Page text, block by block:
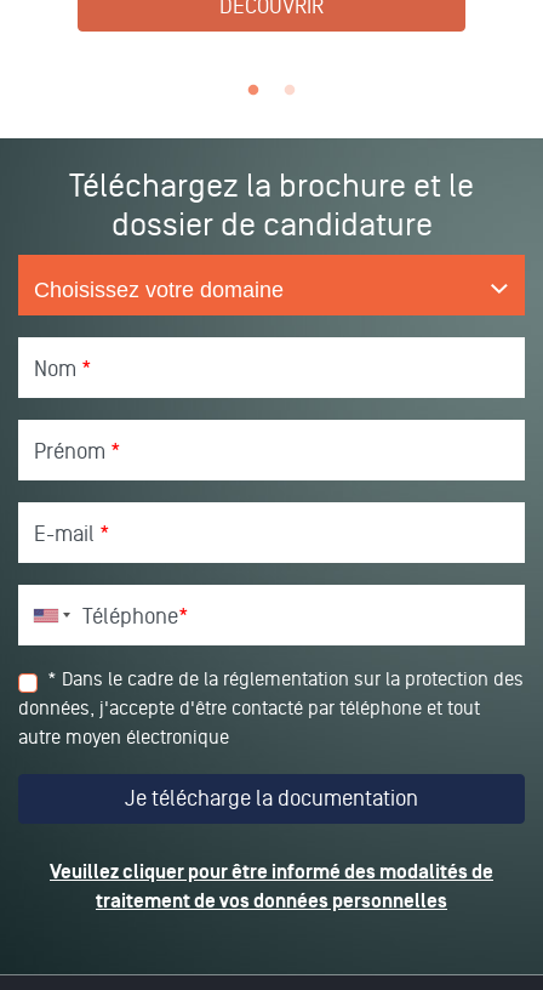
DÉCOUVRIR
Téléchargez la brochure et le
dossier de candidature
Nom *
Prénom *
E-mail *
Téléphone*
* Dans le cadre de la réglementation sur la protection des
données, j'accepte d'être contacté par téléphone et tout
autre moyen électronique
Veuillez cliquer pour être informé des modalités de
traitement de vos données personnelles